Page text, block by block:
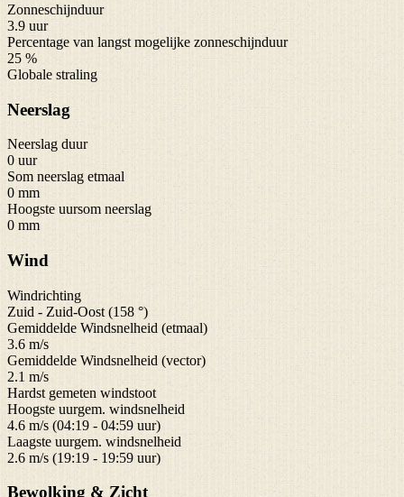
Zonneschijnduur
3.9 uur
Percentage van langst mogelijke zonneschijnduur
25 %
Globale straling
Neerslag
Neerslag duur
0 uur
Som neerslag etmaal
0 mm
Hoogste uursom neerslag
0 mm
Wind
Windrichting
Zuid - Zuid-Oost (158 °)
Gemiddelde Windsnelheid (etmaal)
3.6 m/s
Gemiddelde Windsnelheid (vector)
2.1 m/s
Hardst gemeten windstoot
Hoogste uurgem. windsnelheid
4.6 m/s (04:19 - 04:59 uur)
Laagste uurgem. windsnelheid
2.6 m/s (19:19 - 19:59 uur)
Bewolking & Zicht